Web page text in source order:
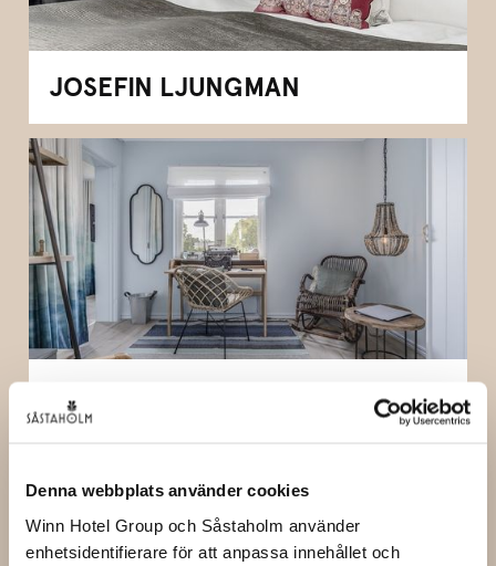
Denna webbplats använder cookies
Winn Hotel Group och Såstaholm använder
enhetsidentifierare för att anpassa innehållet och
JOSEFIN LJUNGMAN
ANTON LUNDQVIST